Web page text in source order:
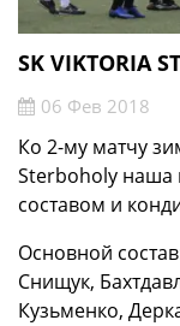
SK VIKTORIA
06 Фев 2018
Ко 2-му матчу
Sterboholy наша
составом и
Основной
Снищук,
Кузьменко,